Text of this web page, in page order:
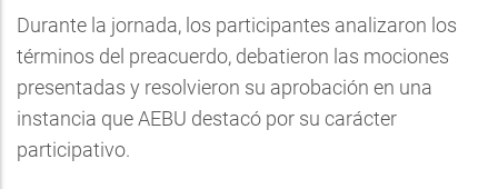
Durante la jornada, los participantes analizaron los
términos del preacuerdo, debatieron las mociones
presentadas y resolvieron su aprobación en una
instancia que AEBU destacó por su carácter
participativo.